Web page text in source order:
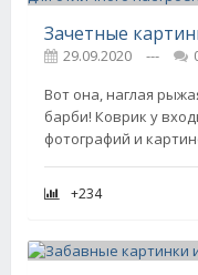
29.09.2020 ---
Вот она, наглая
барби! Коврик у
фотографий и
+234